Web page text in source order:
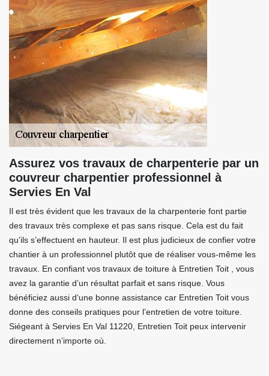
Assurez vos travaux de charpenterie par un
couvreur charpentier professionnel à
Servies En Val
Il est très évident que les travaux de la charpenterie font partie
des travaux très complexe et pas sans risque. Cela est du fait
qu’ils s’effectuent en hauteur. Il est plus judicieux de confier votre
chantier à un professionnel plutôt que de réaliser vous-même les
travaux. En confiant vos travaux de toiture à Entretien Toit , vous
avez la garantie d’un résultat parfait et sans risque. Vous
bénéficiez aussi d‘une bonne assistance car Entretien Toit vous
donne des conseils pratiques pour l’entretien de votre toiture.
Siégeant à Servies En Val 11220, Entretien Toit peux intervenir
directement n’importe où.